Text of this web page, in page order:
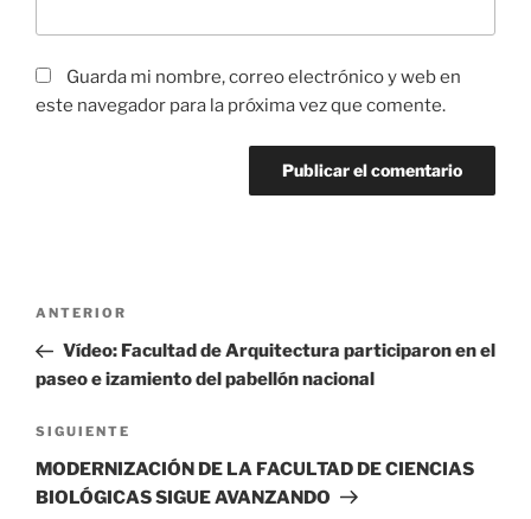
Guarda mi nombre, correo electrónico y web en
este navegador para la próxima vez que comente.
Navegación
entradas
Entrada
anterior:
ANTERIOR
Vídeo: Facultad de Arquitectura participaron en el
paseo e izamiento del pabellón nacional
Siguiente
entrada
SIGUIENTE
MODERNIZACIÓN DE LA FACULTAD DE CIENCIAS
BIOLÓGICAS SIGUE AVANZANDO